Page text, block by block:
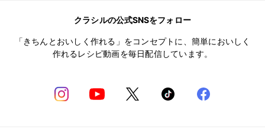
クラシルの公式SNSをフォロー
「きちんとおいしく作れる」をコンセプトに、簡単においしく
作れるレシピ動画を毎日配信しています。